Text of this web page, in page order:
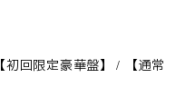
初回限定豪華盤】/
【通常